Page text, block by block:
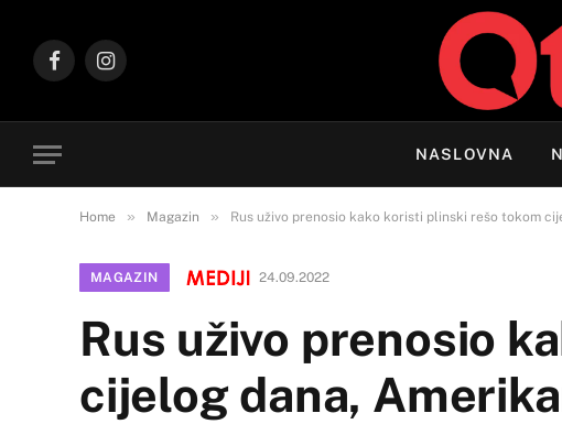
FacebookInstagram
NASLOVNA
Home » Magazin » Rus uživo prenosio kako koristi plinski rešo tokom
MAGAZIN 24.09.2022
Rus uživo prenosio
cijelog dana,